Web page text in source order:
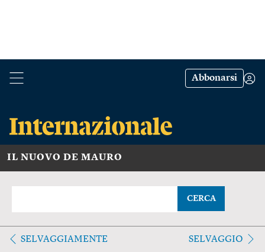
Abbonarsi
IL NUOVO DE MAURO
CERCA
SELVAGGIAMENTE SELVAGGIO